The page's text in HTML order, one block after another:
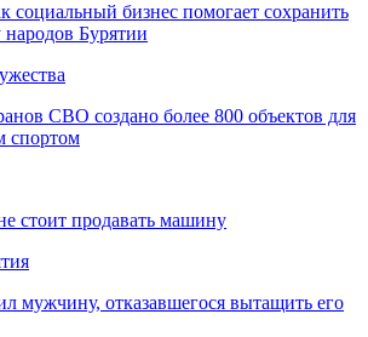
социальный бизнес помогает сохранить
Бурятии
СВО создано более 800 объектов для
спортом
стоит продавать машину
мужчину, отказавшегося вытащить его